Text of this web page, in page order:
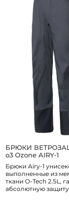
БРЮКИ
o3 Ozone AIRY-1
Брюки Airy-1
выполненные из
ткани O-Tech 2.5L,
абсолютную защиту